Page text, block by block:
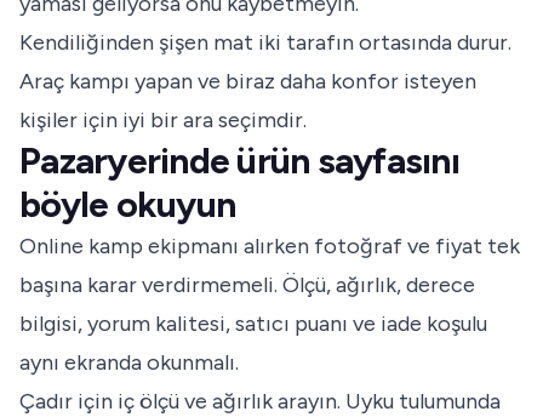
Kendiliğinden şişen mat iki tarafın ortasında durur.
Araç kampı yapan ve biraz daha konfor isteyen
kişiler için iyi bir ara seçimdir.
Pazaryerinde ürün sayfasını
böyle okuyun
Online kamp ekipmanı alırken fotoğraf ve fiyat tek
başına karar verdirmemeli. Ölçü, ağırlık, derece
bilgisi, yorum kalitesi, satıcı puanı ve iade koşulu
aynı ekranda okunmalı.
Çadır için iç ölçü ve ağırlık arayın. Uyku tulumunda